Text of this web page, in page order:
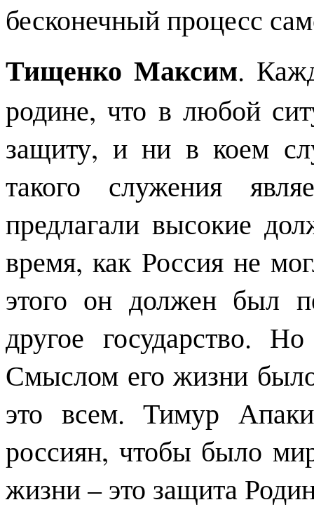
бесконечный процесс
Тищенко Максим.
родине, что в любой
защиту, и ни в коем
такого служения
предлагали высокие
время, как Россия не
этого он должен был
другое государство.
Смыслом его жизни
это всем. Тимур
россиян, чтобы было
жизни – это защита